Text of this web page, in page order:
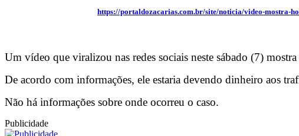
https://portaldozacarias.com.br/site/noticia/video-mostra-
Um vídeo que viralizou nas redes sociais neste sábado (7)
De acordo com informações, ele estaria devendo dinheiro aos
Não há informações sobre onde ocorreu o caso.
Publicidade